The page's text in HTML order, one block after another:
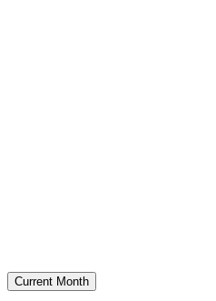
Current Month